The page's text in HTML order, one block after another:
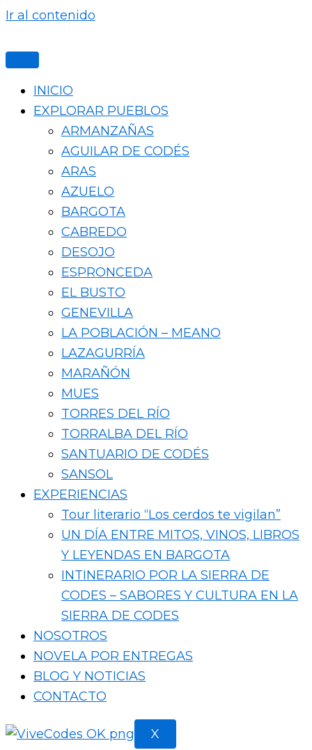
Ir al contenido
INICIO
EXPLORAR PUEBLOS
ARMANZAÑAS
AGUILAR DE CODÉS
ARAS
AZUELO
BARGOTA
CABREDO
DESOJO
ESPRONCEDA
EL BUSTO
GENEVILLA
LA POBLACIÓN – MEANO
LAZAGURRÍA
MARAÑÓN
MUES
TORRES DEL RÍO
TORRALBA DEL RÍO
SANTUARIO DE CODÉS
SANSOL
EXPERIENCIAS
Tour literario “Los cerdos te vigilan”
UN DÍA ENTRE MITOS, VINOS, LIBROS
Y LEYENDAS EN BARGOTA
INTINERARIO POR LA SIERRA DE
CODES – SABORES Y CULTURA EN LA
SIERRA DE CODES
NOSOTROS
NOVELA POR ENTREGAS
BLOG Y NOTICIAS
CONTACTO
X